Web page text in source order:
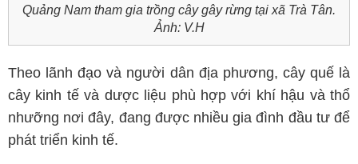
Quảng Nam tham gia trồng cây gây rừng tại xã Trà Tân.
Ảnh: V.H
Theo lãnh đạo và người dân địa phương, cây quế là
cây kinh tế và dược liệu phù hợp với khí hậu và thổ
nhưỡng nơi đây, đang được nhiều gia đình đầu tư để
phát triển kinh tế.